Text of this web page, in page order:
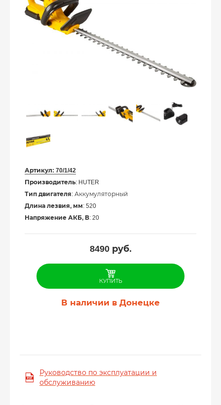
Артикул: 70/1/42
Производитель: HUTER
Тип двигателя: Аккумуляторный
Длина лезвия, мм: 520
Напряжение АКБ, В: 20
8490руб.
КУПИТЬ
В наличии в Донецке
Руководство по эксплуатации и
обслуживанию